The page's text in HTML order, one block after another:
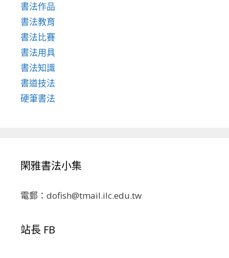
書法作品
書法教育
書法比賽
書法用具
書法知識
書道技法
硬筆書法
閑雅書法小集
電郵：dofish@tmail.ilc.edu.tw
站長 FB